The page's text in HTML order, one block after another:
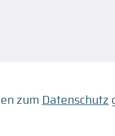
zum Datenschutz